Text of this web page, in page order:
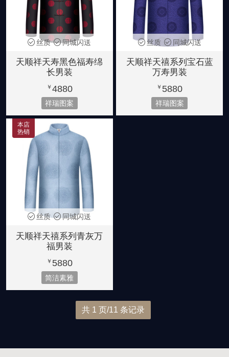
丝质 同城闪送
天顺祥天寿黑色福寿绵
长男装
￥4880
祥瑞图案
丝质 同城闪送
天顺祥天禧系列宝石蓝
万寿男装
￥ 5880
祥瑞图案
本店
热销
丝质 同城闪送
天顺祥天禧系列青灰万
福男装
￥ 5880
简洁素雅
共 1 页/11 条记录